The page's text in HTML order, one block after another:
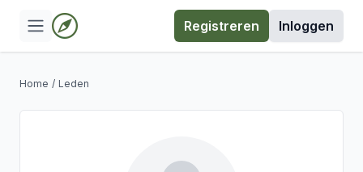
Registreren Inloggen
Home / Leden